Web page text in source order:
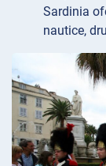
Sardinia
nautice,